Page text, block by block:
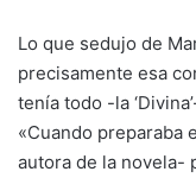
Lo que sedujo de
precisamente esa
tenía todo -la
«Cuando preparaba
autora de la novela-